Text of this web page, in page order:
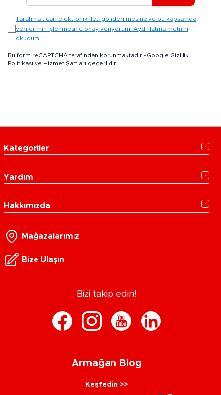
Tarafıma ticari elektronik ileti gönderilmesine ve bu kapsamda
verilerimin işlenmesine onay veriyorum. Aydınlatma metnini
okudum.
Bu form reCAPTCHA tarafından korunmaktadır - Google Gizlilik
Politikası ve Hizmet Şartları geçerlidir.
Kategoriler
Yardım
Hakkımızda
Mağazalarımız
Bize Ulaşın
Bizi takip edin!
Armağan Blog
Keşfedin >>